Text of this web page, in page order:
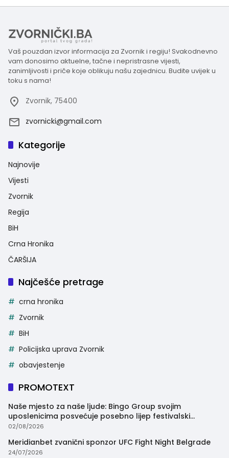
Vaš pouzdan izvor informacija za Zvornik i regiju! Svakodnevno
vam donosimo aktuelne, tačne i nepristrasne vijesti,
zanimljivosti i priče koje oblikuju našu zajednicu. Budite uvijek u
toku s nama!
Zvornik, 75400
zvornicki@gmail.com
Kategorije
Najnovije
Vijesti
Zvornik
Regija
BiH
Crna Hronika
ČARŠIJA
Najčešće pretrage
crna hronika
Zvornik
BiH
Policijska uprava Zvornik
obavjestenje
PROMOTEXT
Naše mjesto za naše ljude: Bingo Group svojim
uposlenicima posvećuje posebno lijep festivalski
trenutak
02/08/2026
Meridianbet zvanični sponzor UFC Fight Night Belgrade
24/07/2026